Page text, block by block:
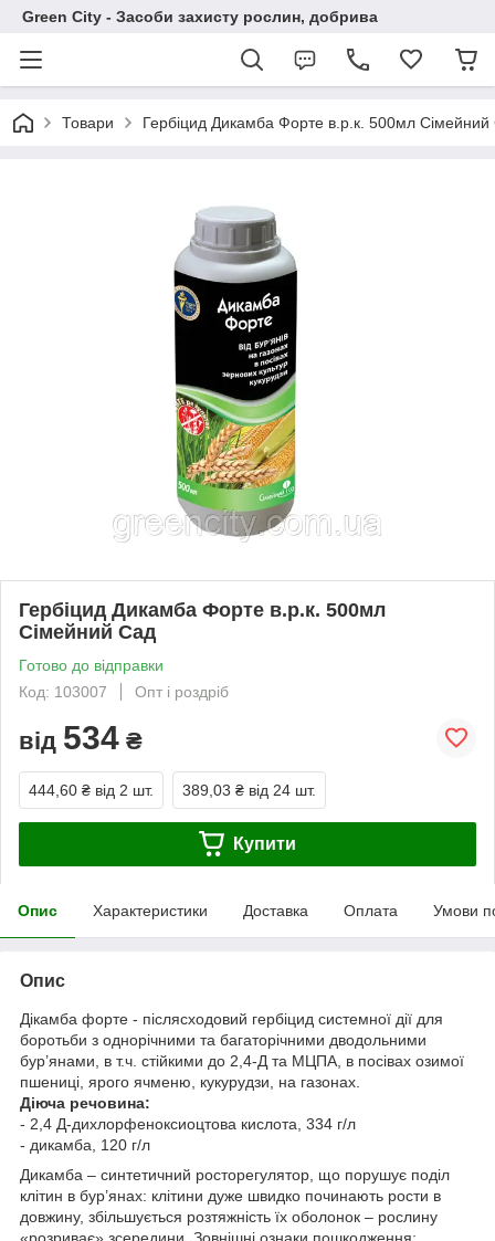
Green City - Засоби захисту рослин, добрива
Товари Гербіцид Дикамба Форте в.р.к. 500мл
Гербіцид Дикамба Форте в.р.к. 500мл
Сімейний Сад
Готово до відправки
Код: 103007
Опт і роздріб
від 534 ₴
444,60 ₴ від 2 шт. 389,03 ₴ від 24 шт.
Купити
Опис Характеристики Доставка Оплата Умови
Опис
Дікамба форте - післясходовий гербіцид системної дії для
боротьби з однорічними та багаторічними дводольними
бур’янами, в т.ч. стійкими до 2,4-Д та МЦПА, в посівах озимої
пшениці, ярого ячменю, кукурудзи, на газонах.
Діюча речовина:
- 2,4 Д-дихлорфеноксиоцтова кислота, 334 г/л
- дикамба, 120 г/л
Дикамба – синтетичний росторегулятор, що порушує поділ
клітин в бур’янах: клітини дуже швидко починають рости в
довжину, збільшується розтяжність їх оболонок – рослину
«розриває» зсередини. Зовнішні ознаки пошкодження: